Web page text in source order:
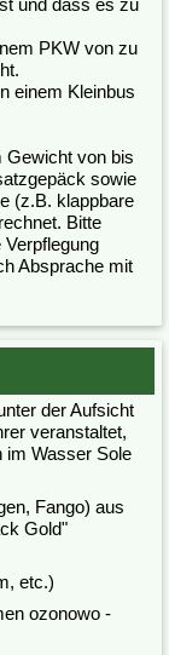
PKW von zu
einem Kleinbus
Gewicht von bis
sowie
(z.B. klappbare
Bitte
Absprache mit
der Aufsicht
veranstaltet,
im Wasser Sole
Fango) aus
Gold"
etc.)
ozonowo -